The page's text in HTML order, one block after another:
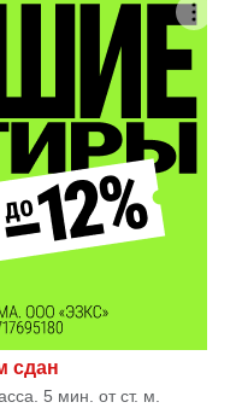
сдан
5 мин. от ст. м.